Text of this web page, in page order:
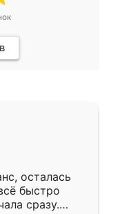
осталась
быстро
сразу.